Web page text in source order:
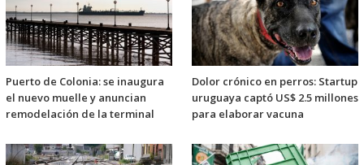
Puerto de Colonia: se inaugura
el nuevo muelle y anuncian
remodelación de la terminal
Dolor crónico en perros: Startup
uruguaya captó US$ 2.5 millones
para elaborar vacuna